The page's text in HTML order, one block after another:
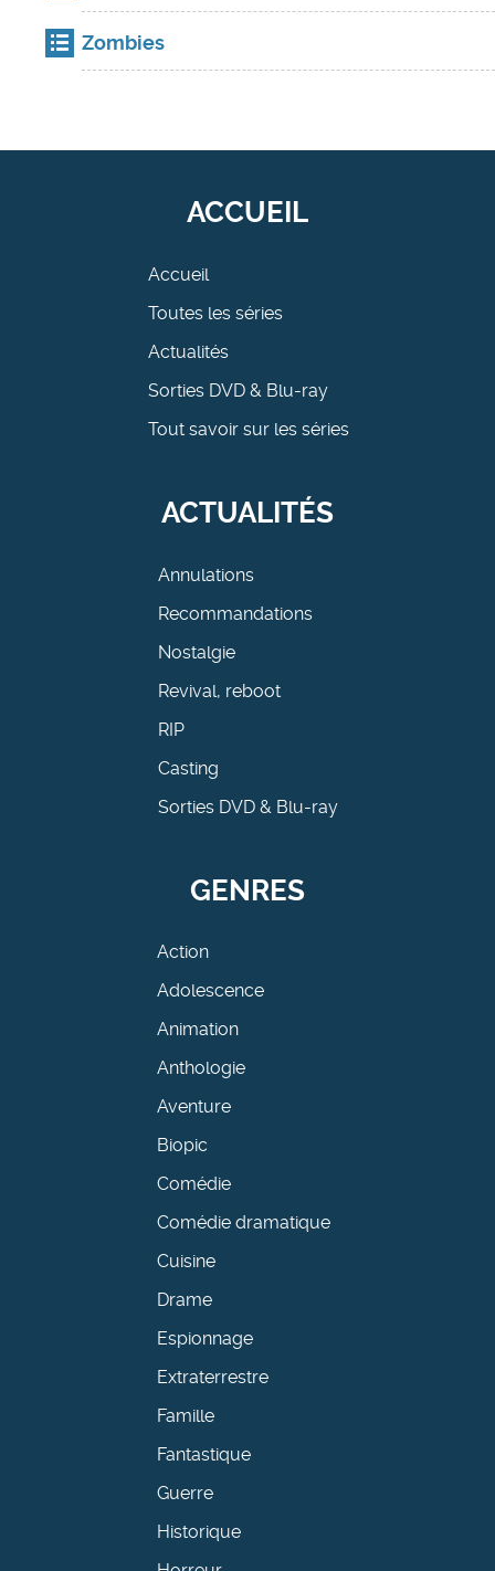
Zombies
ACCUEIL
Accueil
Toutes les séries
Actualités
Sorties DVD & Blu-ray
Tout savoir sur les séries
ACTUALITÉS
Annulations
Recommandations
Nostalgie
Revival, reboot
RIP
Casting
Sorties DVD & Blu-ray
GENRES
Action
Adolescence
Animation
Anthologie
Aventure
Biopic
Comédie
Comédie dramatique
Cuisine
Drame
Espionnage
Extraterrestre
Famille
Fantastique
Guerre
Historique